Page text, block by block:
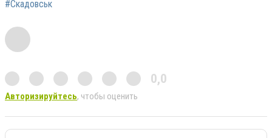
#Скадовськ
0,0
Авторизируйтесь, чтобы оценить